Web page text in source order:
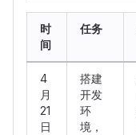
时
间
任务
4
月
21
日
搭建
开发
环
境，